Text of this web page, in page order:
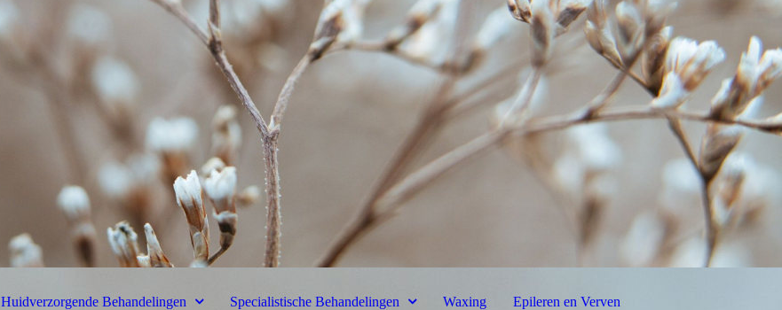
Huidverzorgende Behandelingen Specialistische Behandelingen Waxing Epileren en Verven